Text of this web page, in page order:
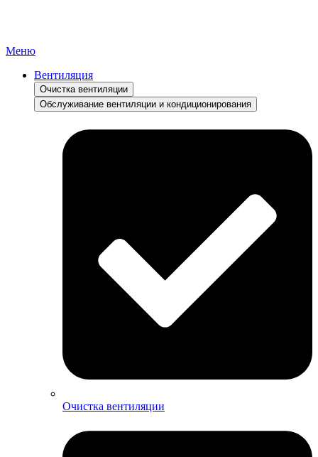
Меню
Вентиляция
Очистка вентиляции
Обслуживание вентиляции и кондиционирования
Очистка вентиляции